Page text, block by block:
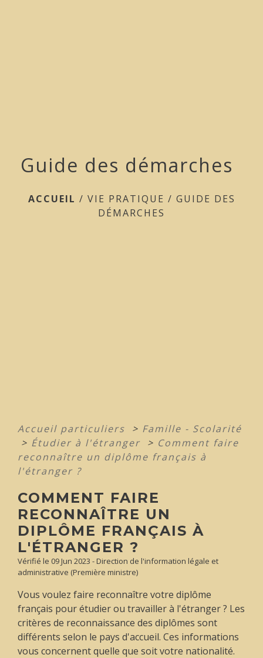
Guide des démarches
ACCUEIL / VIE PRATIQUE / GUIDE DES
DÉMARCHES
Accueil particuliers > Famille - Scolarité
> Étudier à l'étranger > Comment faire
reconnaître un diplôme français à
l'étranger ?
COMMENT FAIRE
RECONNAÎTRE UN
DIPLÔME FRANÇAIS À
L'ÉTRANGER ?
Vérifié le 09 Jun 2023 - Direction de l'information légale et
administrative (Première ministre)
Vous voulez faire reconnaître votre diplôme
français pour étudier ou travailler à l'étranger ? Les
critères de reconnaissance des diplômes sont
différents selon le pays d'accueil. Ces informations
vous concernent quelle que soit votre nationalité.